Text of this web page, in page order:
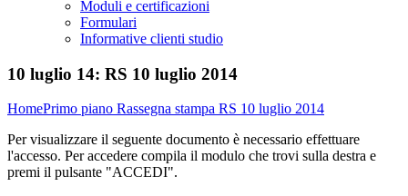
Moduli e certificazioni
Formulari
Informative clienti studio
10 luglio 14: RS 10 luglio 2014
HomePrimo piano Rassegna stampa RS 10 luglio 2014
Per visualizzare il seguente documento è necessario effettuare
l'accesso. Per accedere compila il modulo che trovi sulla destra e
premi il pulsante "ACCEDI".